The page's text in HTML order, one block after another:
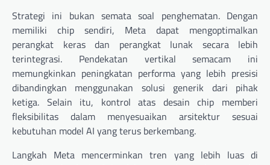
Strategi ini bukan semata soal penghematan. Dengan
memiliki chip sendiri, Meta dapat mengoptimalkan
perangkat keras dan perangkat lunak secara lebih
terintegrasi. Pendekatan vertikal semacam ini
memungkinkan peningkatan performa yang lebih presisi
dibandingkan menggunakan solusi generik dari pihak
ketiga. Selain itu, kontrol atas desain chip memberi
fleksibilitas dalam menyesuaikan arsitektur sesuai
kebutuhan model AI yang terus berkembang.
Langkah Meta mencerminkan tren yang lebih luas di